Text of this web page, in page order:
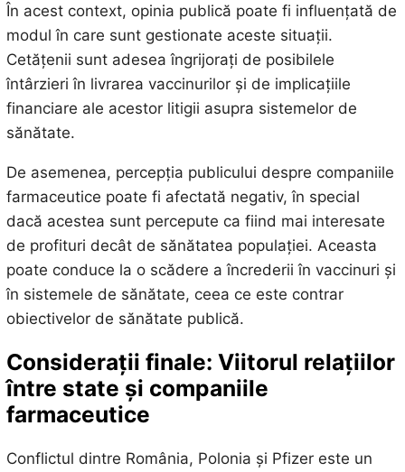
În acest context, opinia publică poate fi influențată de
modul în care sunt gestionate aceste situații.
Cetățenii sunt adesea îngrijorați de posibilele
întârzieri în livrarea vaccinurilor și de implicațiile
financiare ale acestor litigii asupra sistemelor de
sănătate.
De asemenea, percepția publicului despre companiile
farmaceutice poate fi afectată negativ, în special
dacă acestea sunt percepute ca fiind mai interesate
de profituri decât de sănătatea populației. Aceasta
poate conduce la o scădere a încrederii în vaccinuri și
în sistemele de sănătate, ceea ce este contrar
obiectivelor de sănătate publică.
Considerații finale: Viitorul relațiilor
între state și companiile
farmaceutice
Conflictul dintre România, Polonia și Pfizer este un